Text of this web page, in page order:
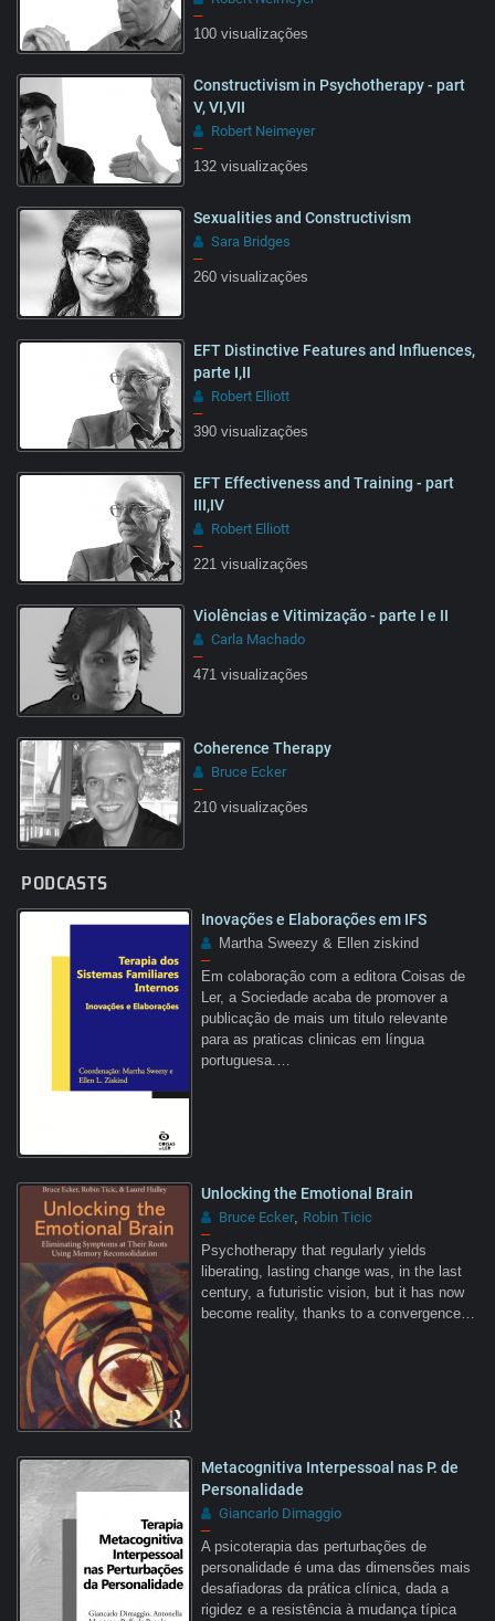
–
100 visualizações
Constructivism in Psychotherapy - part
V, VI,VII
Robert Neimeyer
–
132 visualizações
Sexualities and Constructivism
Sara Bridges
–
260 visualizações
EFT Distinctive Features and Influences,
parte I,II
Robert Elliott
–
390 visualizações
EFT Effectiveness and Training - part
III,IV
Robert Elliott
–
221 visualizações
Violências e Vitimização - parte I e II
Carla Machado
–
471 visualizações
Coherence Therapy
Bruce Ecker
–
210 visualizações
PODCASTS
Inovações e Elaborações em IFS
Martha Sweezy & Ellen ziskind
–
Em colaboração com a editora Coisas de
Ler, a Sociedade acaba de promover a
publicação de mais um titulo relevante
para as praticas clinicas em língua
portuguesa.…
Unlocking the Emotional Brain
Bruce Ecker, Robin Ticic
–
Psychotherapy that regularly yields
liberating, lasting change was, in the last
century, a futuristic vision, but it has now
become reality, thanks to a convergence…
Metacognitiva Interpessoal nas P. de
Personalidade
Giancarlo Dimaggio
–
A psicoterapia das perturbações de
personalidade é uma das dimensões mais
desafiadoras da prática clínica, dada a
rigidez e a resistência à mudança típica